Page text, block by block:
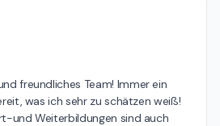
freundliches Team! Immer ein
was ich sehr zu schätzen weiß!
und Weiterbildungen sind auch